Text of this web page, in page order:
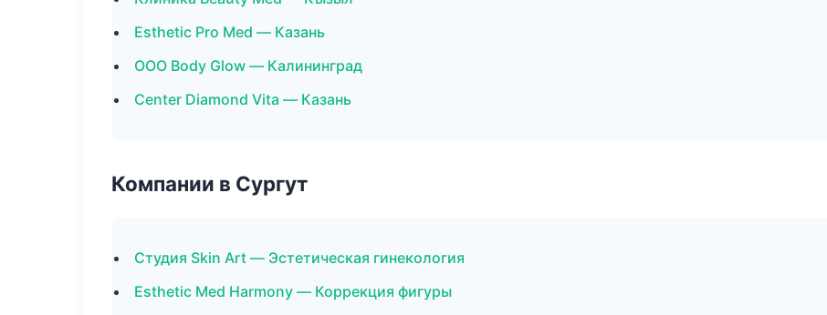
Esthetic Pro Med — Казань
ООО Body Glow — Калининград
Center Diamond Vita — Казань
Компании в Сургут
Студия Skin Art — Эстетическая гинекология
Esthetic Med Harmony — Коррекция фигуры